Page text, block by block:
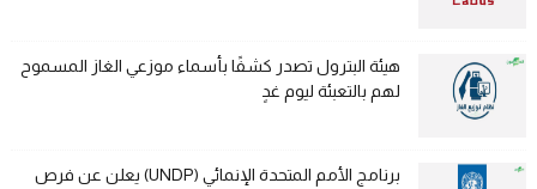
هيئة البترول تصدر كشفًا بأسماء موزعي الغاز المسموح
لهم بالتعبئة ليوم غدٍ
برنامج الأمم المتحدة الإنمائي (UNDP) يعلن عن فرص